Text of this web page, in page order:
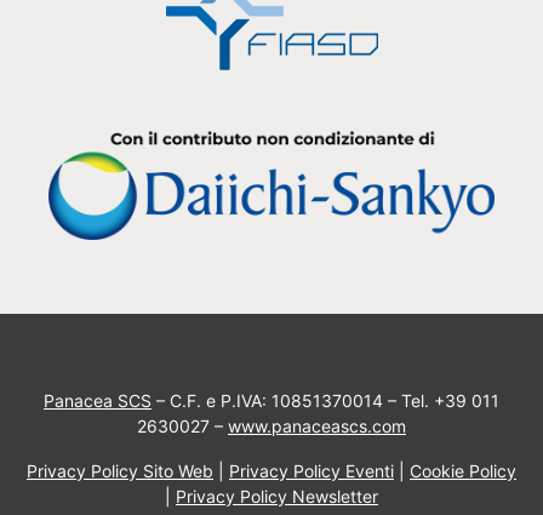
Panacea SCS – C.F. e P.IVA: 10851370014 – Tel. +39 011
2630027 – www.panaceascs.com
Privacy Policy Sito Web Privacy Policy Eventi
Cookie Policy
Privacy Policy Newsletter